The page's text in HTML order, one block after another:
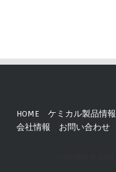
HOME ケミカル製品情報
会社情報
お問い合わせ